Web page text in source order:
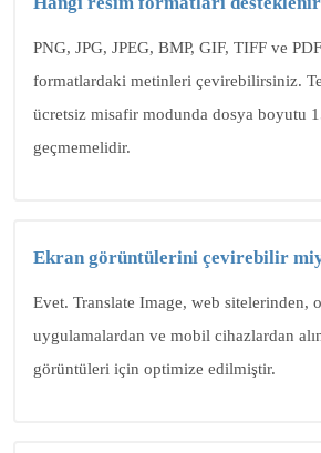
PNG, JPG, JPEG, BMP, GIF, TIFF ve
formatlardaki metinleri çevirebilirsiniz.
ücretsiz misafir modunda dosya boyutu
geçmemelidir.
Ekran görüntülerini çevirebilir
Evet. Translate Image, web sitelerinden,
uygulamalardan ve mobil cihazlardan
görüntüleri için optimize edilmiştir.